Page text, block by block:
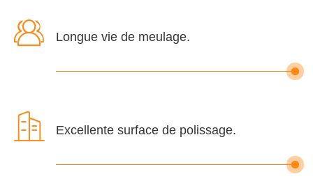
 Longue vie de meulage.
 Excellente surface de polissage.